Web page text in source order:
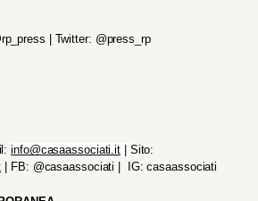
| Twitter: @press_rp
info@casaassociati.it
| FB: @casaassociati |  IG: casaassociati